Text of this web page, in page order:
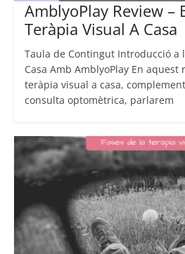
AmblyoPlay Review –
Teràpia Visual A Casa
Taula de Contingut Introducció a
Casa Amb AmblyoPlay En aquest
teràpia visual a casa,
consulta optomètrica, parlarem